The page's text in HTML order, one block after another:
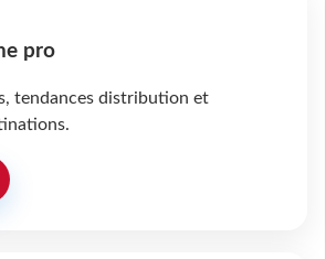
pro
tendances distribution et